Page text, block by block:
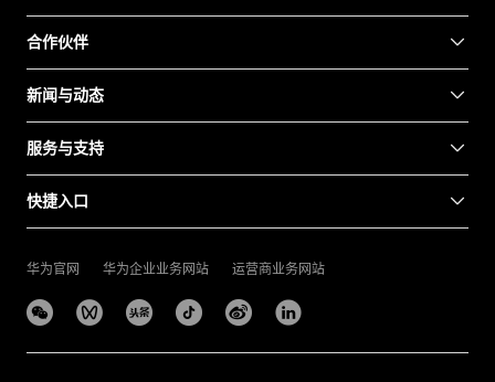
合作伙伴
新闻与动态
服务与支持
快捷入口
华为官网 华为企业业务网站 运营商业务网站